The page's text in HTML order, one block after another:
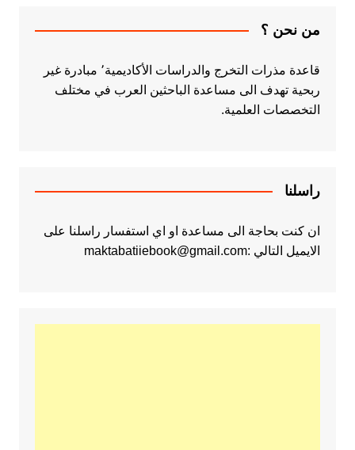
من نحن ؟
قاعدة مذرات التخرج والدراسات الأكاديمية٬ مبادرة غير
ربحية تهدف الى مساعدة الباحثين العرب في مختلف
التخصصات العلمية.
راسلنا
ان كنت بحاجة الى مساعدة او اي استفسار راسلنا على
الايميل التالي :maktabatiiebook@gmail.com